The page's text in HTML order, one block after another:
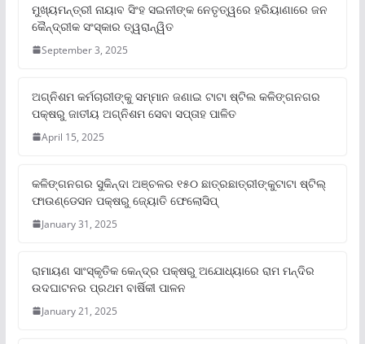
ମୁଖ୍ୟମନ୍ତ୍ରୀ ନାୟାବ ସିଂହ ସଇନୀଙ୍କ ନେତୃତ୍ୱରେ ହରିୟାଣାରେ ଜନ
କୈନ୍ଦ୍ରୀକ ସଂସ୍କାର ତ୍ୱରାନ୍ୱିତ
September 3, 2025
ଅଗ୍ନିଶମ କର୍ମଚାରୀଙ୍କୁ ସମ୍ମାନ ଜଣାଇ ଟାଟା ଷ୍ଟିଲ କଳିଙ୍ଗନଗର
ପକ୍ଷରୁ ଜାତୀୟ ଅଗ୍ନିଶମ ସେବା ସପ୍ତାହ ପାଳିତ
April 15, 2025
କଳିଙ୍ଗନଗର ସୁକିନ୍ଦା ଅଞ୍ଚଳର ୧୫୦ ଛାତ୍ରଛାତ୍ରୀଙ୍କୁଟାଟା ଷ୍ଟିଲ୍
ଫାଉଣ୍ଡେସନ ପକ୍ଷରୁ ଜ୍ୟୋତି ଫେଲୋସିପ୍‌
January 31, 2025
ରାମାୟଣ ସାଂସ୍କୃତିକ କେନ୍ଦ୍ର ପକ୍ଷରୁ ଅଯୋଧ୍ୟାରେ ରାମ ମନ୍ଦିର
ଉଦଘାଟନର ପ୍ରଥମ ବାର୍ଷିକୀ ପାଳନ
January 21, 2025